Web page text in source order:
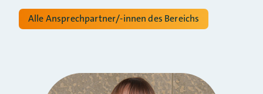
Alle Ansprechpartner/-innen des Bereichs